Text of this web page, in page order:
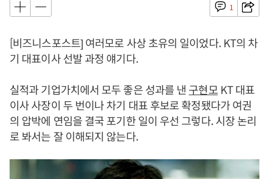
1
[비즈니스포스트] 여러모로 사상 초유의 일이었다. KT의 차
기 대표이사 선발 과정 얘기다.
실적과 기업가치에서 모두 좋은 성과를 낸 구현모KT 대표
이사 사장이 두 번이나 차기 대표 후보로 확정됐다가 여권
의 압박에 연임을 결국 포기한 일이 우선 그렇다. 시장 논리
로 봐서는 잘 이해되지 않는다.